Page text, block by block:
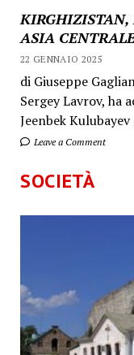
KIRGHIZISTAN,
ASIA
22 GENNAIO 2025
di Giuseppe
Sergey Lavrov, ha
Jeenbek Kulubayev
Leave a Comment
SOCIETÀ